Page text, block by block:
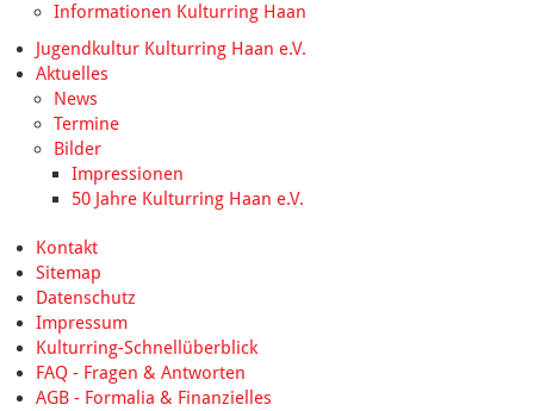
Informationen Kulturring Haan
Jugendkultur Kulturring Haan e.V.
Aktuelles
News
Termine
Bilder
Impressionen
50 Jahre Kulturring Haan e.V.
Kontakt
Sitemap
Datenschutz
Impressum
Kulturring-Schnellüberblick
FAQ - Fragen & Antworten
AGB - Formalia & Finanzielles